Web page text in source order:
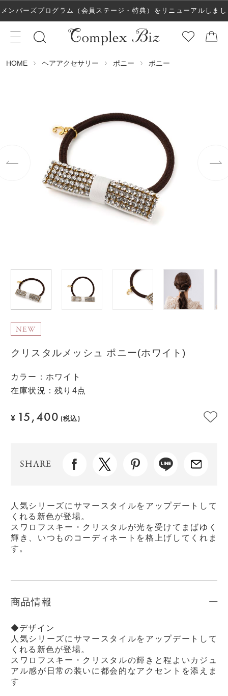
メンバーズプログラム（会員ステージ・特典）をリニューアルしまし
た！
HOME ヘアアクセサリー ポニー ポニー
NEW
クリスタルメッシュ ポニー(ホワイト)
カラー ： ホワイト
在庫状況：残り4点
¥ 15,400 (税込)
SHARE
人気シリーズにサマースタイルをアップデートして
くれる新色が登場。
スワロフスキー・クリスタルが光を受けてまばゆく
輝き、いつものコーディネートを格上げしてくれま
す。
商品情報
◆デザイン
人気シリーズにサマースタイルをアップデートして
くれる新色が登場。
スワロフスキー・クリスタルの輝きと程よいカジュ
アル感が日常の装いに都会的なアクセントを添えま
す